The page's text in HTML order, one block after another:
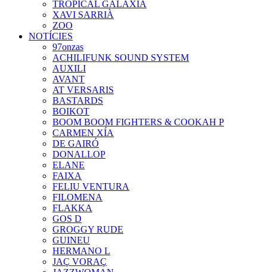
TROPICAL GALAXIA
XAVI SARRIÀ
ZOO
NOTÍCIES
97onzas
ACHILIFUNK SOUND SYSTEM
AUXILI
AVANT
AT VERSARIS
BASTARDS
BOIKOT
BOOM BOOM FIGHTERS & COOKAH P
CARMEN XÍA
DE GAIRÓ
DONALLOP
ELANE
FAIXA
FELIU VENTURA
FILOMENA
FLAKKA
GOS D
GROGGY RUDE
GUINEU
HERMANO L
JAÇ VORAÇ